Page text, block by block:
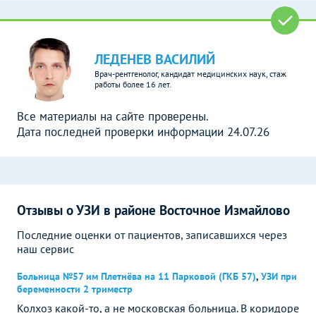
ЛЕДЕНЕВ ВАСИЛИЙ
Врач-рентгенолог, кандидат медицинских наук, стаж
работы более 16 лет.
Все материалы на сайте проверены.
Дата последней проверки информации 24.07.26
Отзывы о УЗИ в районе Восточное Измайлово
Последние оценки от пациентов, записавшихся через
наш сервис
Больница №57 им Плетнёва на 11 Парковой (ГКБ 57), УЗИ при
беременности 2 триместр
Колхоз какой-то, а не московская больница. В коридоре